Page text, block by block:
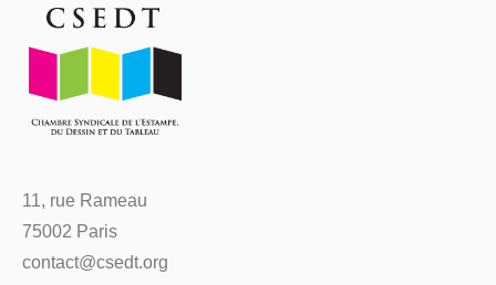
11, rue Rameau
75002 Paris
contact@csedt.org